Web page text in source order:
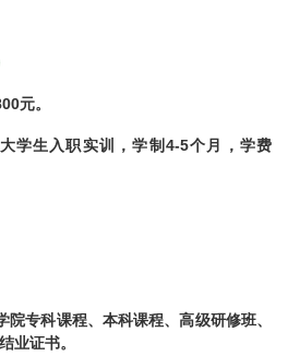
元。
生入职实训，学制4-5个月，学费
院专科课程、本科课程、高级研修班、
业证书。